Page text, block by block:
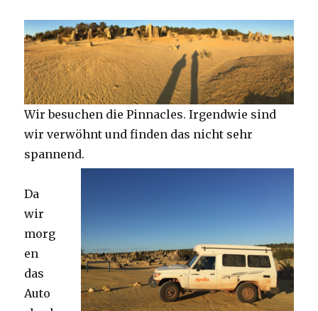
Wir besuchen die Pinnacles. Irgendwie sind
wir verwöhnt und finden das nicht sehr
spannend.
Da
wir
morg
en
das
Auto